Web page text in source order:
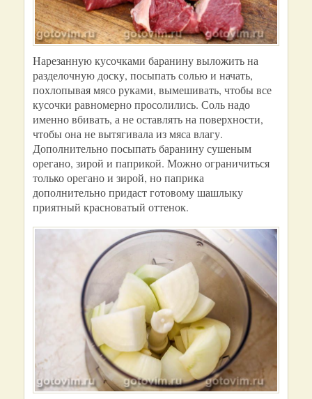
Нарезанную кусочками баранину выложить на
разделочную доску, посыпать солью и начать,
похлопывая мясо руками, вымешивать, чтобы все
кусочки равномерно просолились. Соль надо
именно вбивать, а не оставлять на поверхности,
чтобы она не вытягивала из мяса влагу.
Дополнительно посыпать баранину сушеным
орегано, зирой и паприкой. Можно ограничиться
только орегано и зирой, но паприка
дополнительно придаст готовому шашлыку
приятный красноватый оттенок.